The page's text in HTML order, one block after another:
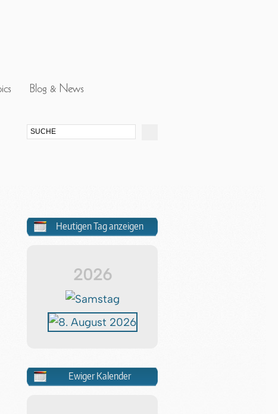
Heutigen Tag anzeigen
2026
Ewiger Kalender